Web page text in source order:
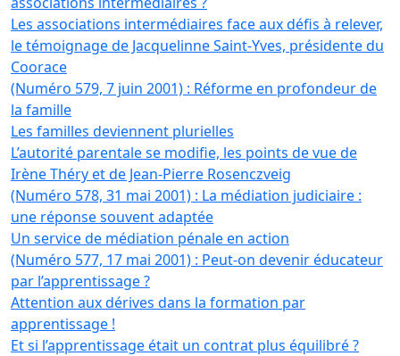
Les associations intermédiaires face aux défis à relever,
le témoignage de Jacquelinne Saint-Yves, présidente du
Coorace
(Numéro 579, 7 juin 2001) : Réforme en profondeur de
la famille
Les familles deviennent plurielles
L’autorité parentale se modifie, les points de vue de
Irène Théry et de Jean-Pierre Rosenczveig
(Numéro 578, 31 mai 2001) : La médiation judiciaire :
une réponse souvent adaptée
Un service de médiation pénale en action
(Numéro 577, 17 mai 2001) : Peut-on devenir éducateur
par l’apprentissage ?
Attention aux dérives dans la formation par
apprentissage !
Et si l’apprentissage était un contrat plus équilibré ?